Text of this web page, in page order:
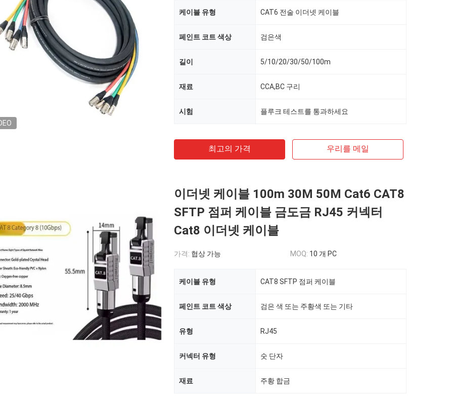
케이블 유형 CAT6 전술 이더넷 케이블
페인트 코트 색상 검은색
길이 5/10/20/30/50/100m
재료 CCA,BC 구리
시험 플루크 테스트를 통과하세요
최고의 가격 우리를 메일
이더넷 케이블 100m 30M 50M Cat6 CAT8
SFTP 점퍼 케이블 금도금 RJ45 커넥터
Cat8 이더넷 케이블
가격: 협상 가능 MOQ: 10 개 PC
케이블 유형 CAT8 SFTP 점퍼 케이블
페인트 코트 색상 검은 색 또는 주황색 또는 기타
유형 RJ45
커넥터 유형 숫 단자
재료 주황 합금